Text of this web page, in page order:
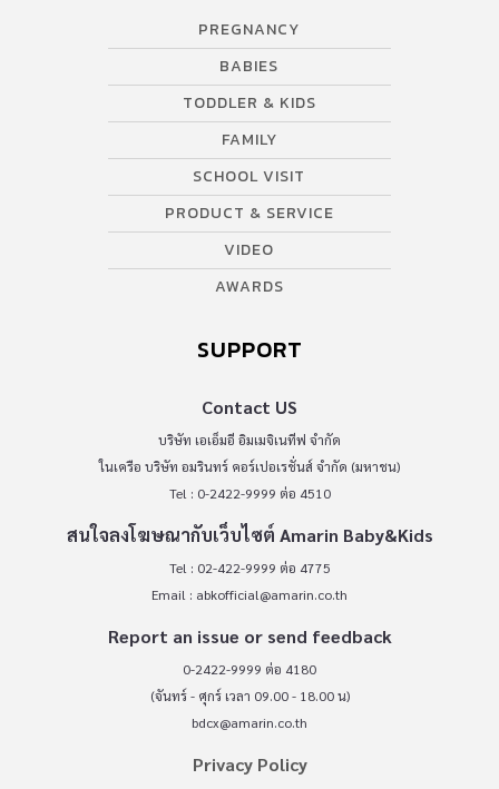
PREGNANCY
BABIES
TODDLER & KIDS
FAMILY
SCHOOL VISIT
PRODUCT & SERVICE
VIDEO
AWARDS
SUPPORT
Contact US
บริษัท เอเอ็มอี อิมเมจิเนทีฟ จำกัด
ในเครือ บริษัท อมรินทร์ คอร์เปอเรชั่นส์ จำกัด (มหาชน)
Tel : 0-2422-9999 ต่อ 4510
สนใจลงโฆษณากับเว็บไซต์ Amarin Baby&Kids
Tel : 02-422-9999 ต่อ 4775
Email : abkofficial@amarin.co.th
Report an issue or send feedback
0-2422-9999 ต่อ 4180
(จันทร์ - ศุกร์ เวลา 09.00 - 18.00 น)
bdcx@amarin.co.th
Privacy Policy